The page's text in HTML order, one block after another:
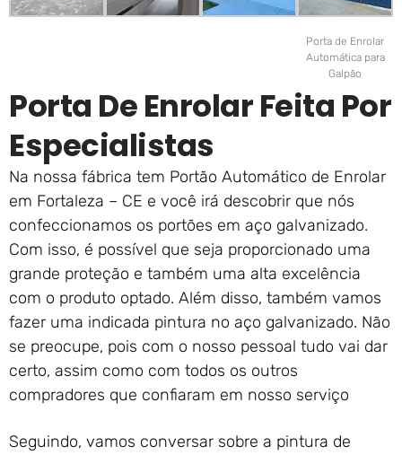
Porta de Enrolar
Automática para
Galpão
Porta De Enrolar Feita Por
Especialistas
Na nossa fábrica tem Portão Automático de Enrolar
em Fortaleza – CE e você irá descobrir que nós
confeccionamos os portões em aço galvanizado.
Com isso, é possível que seja proporcionado uma
grande proteção e também uma alta excelência
com o produto optado. Além disso, também vamos
fazer uma indicada pintura no aço galvanizado. Não
se preocupe, pois com o nosso pessoal tudo vai dar
certo, assim como com todos os outros
compradores que confiaram em nosso serviço
Seguindo, vamos conversar sobre a pintura de